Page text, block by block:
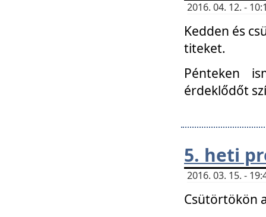
2016. 04. 12. -
Kedden és
titeket.
Pénteken
érdeklődőt
5. heti
2016. 03. 15. -
Csütörtökön